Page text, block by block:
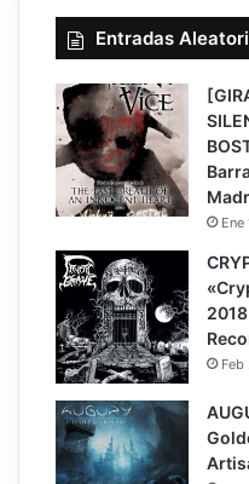
Entradas
Ene
8 Feb